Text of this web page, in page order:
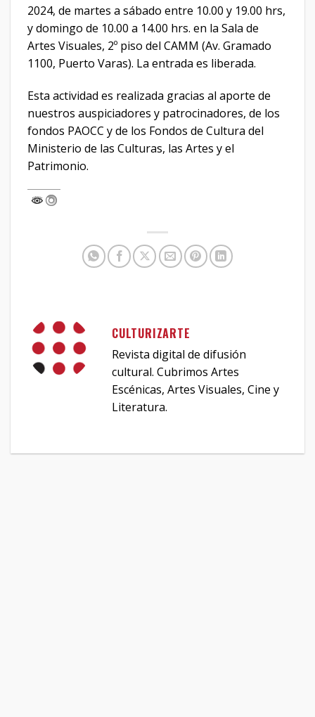
2024, de martes a sábado entre 10.00 y 19.00 hrs,
y domingo de 10.00 a 14.00 hrs. en la Sala de
Artes Visuales, 2º piso del CAMM (Av. Gramado
1100, Puerto Varas). La entrada es liberada.
Esta actividad es realizada gracias al aporte de
nuestros auspiciadores y patrocinadores, de los
fondos PAOCC y de los Fondos de Cultura del
Ministerio de las Culturas, las Artes y el
Patrimonio.
CULTURIZARTE
Revista digital de difusión
cultural. Cubrimos Artes
Escénicas, Artes Visuales, Cine y
Literatura.